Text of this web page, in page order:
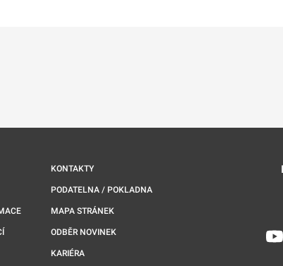
KONTAKTY
PODATELNA / POKLADNA
MAPA STRÁNEK
ODBĚR NOVINEK
KARIÉRA